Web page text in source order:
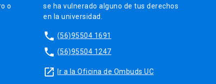
o
se ha vulnerado alguno de tus derechos
en la universidad.
phone (56)95504 1691
phone (56)95504 1247
launch Ir a la Oficina de Ombuds UC